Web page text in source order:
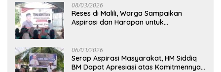
08/03/2026
Reses di Malili, Warga Sampaikan
Aspirasi dan Harapan untuk
06/03/2026
Serap Aspirasi Masyarakat, HM Siddiq
BM Dapat Apresiasi atas Komitmennya